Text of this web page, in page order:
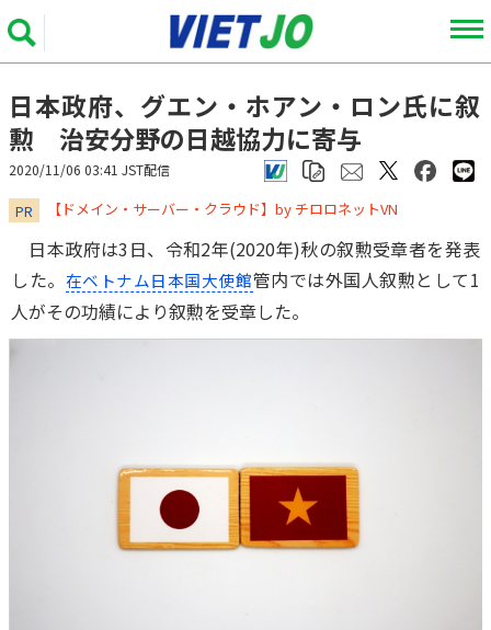
日本政府、グエン・ホアン・ロン氏に叙
勲 治安分野の日越協力に寄与
2020/11/06 03:41 JST配信
PR ​​​​​​​【ドメイン・サーバー・クラウド】by チロロネットVN
日本政府は3日、令和2年(2020年)秋の叙勲受章者を発表
した。 在ベトナム日本国大使館管内では外国人叙勲として1
人がその功績により叙勲を受章した。